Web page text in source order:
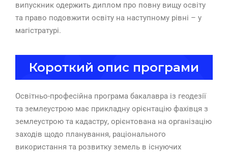
випускник одержить диплом про повну вищу освіту
та право подовжити освіту на наступному рівні – у
магістратурі.
Короткий опис програми
Освітньо-професійна програма бакалавра із геодезії
та землеустрою має прикладну орієнтацію фахівця з
землеустрою та кадастру, орієнтована на організацію
заходів щодо планування, раціонального
використання та розвитку земель в існуючих